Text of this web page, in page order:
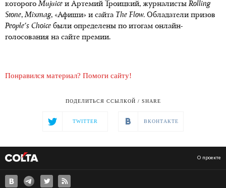
которогоMujuice и Артемий Троицкий, журналистыRolling
Stonе,Mixmag, «Афиши» и сайта The Flow. Обладатели призов
People's Choice были определены по итогам онлайн-
голосования на сайте премии.
Понравился материал? Помоги сайту!
ПОДЕЛИТЬСЯ ССЫЛКОЙ / SHARE
TWITTER ВКОНТАКТЕ
О проекте